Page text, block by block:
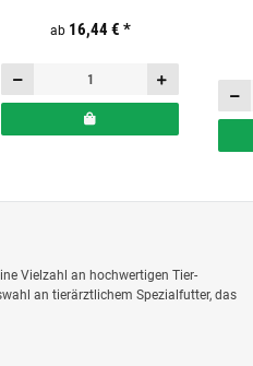
Frischebeutel für Katzen
ab 16,44 € *
Vielzahl an hochwertigen Tier-
an tierärztlichem Spezialfutter, das